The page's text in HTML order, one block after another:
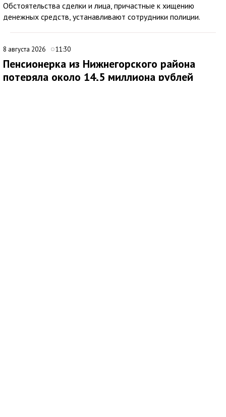
Обстоятельства сделки и лица, причастные к хищению
денежных средств, устанавливают сотрудники полиции.
8 августа 2026 11:30
Пенсионерка из Нижнегорского района
потеряла около 14,5 миллиона рублей